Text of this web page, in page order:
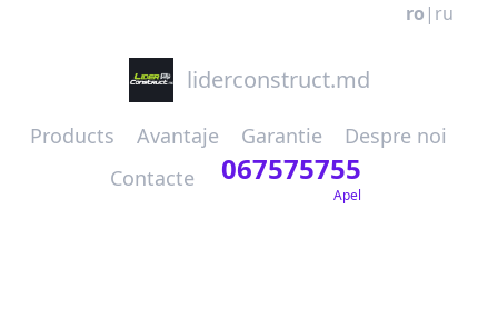
ro | ru
liderconstruct.md
Products Avantaje Garantie
Despre noi
Contacte
067575755
Apel